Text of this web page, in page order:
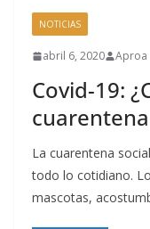
NOTICIAS
abril 6, 2020 Aproa
Covid-19:
La cuarentena
todo lo cotidiano.
mascotas,